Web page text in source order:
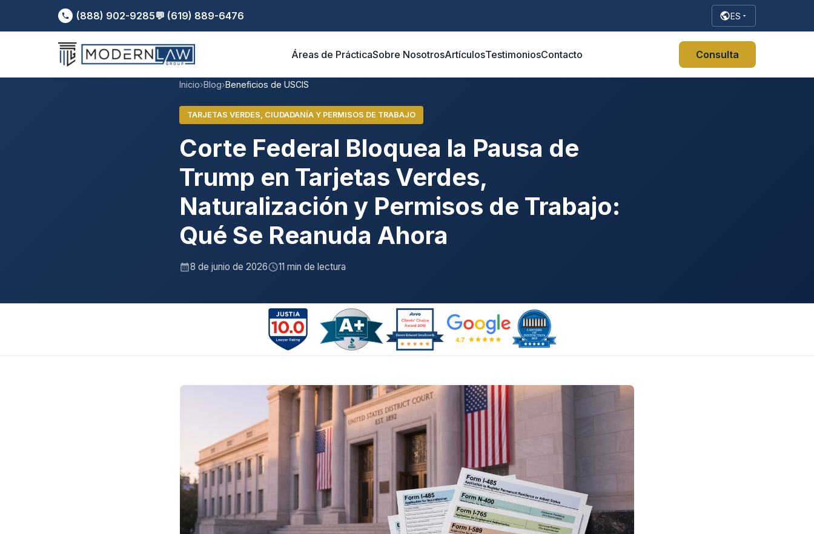
(888) 902-9285💬 (619) 889-6476 ES
Áreas de PrácticaSobre NosotrosArtículosTestimoniosContacto Consulta
Inicio›Blog›Beneficios de USCIS
TARJETAS VERDES, CIUDADANÍA Y PERMISOS DE TRABAJO
Corte Federal Bloquea la Pausa de
Trump en Tarjetas Verdes,
Naturalización y Permisos de Trabajo:
Qué Se Reanuda Ahora
8 de junio de 2026 11 min de lectura